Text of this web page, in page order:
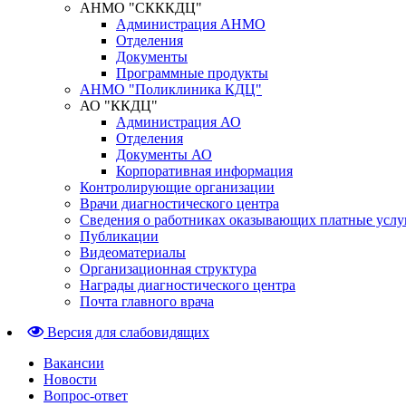
АНМО "СКККДЦ"
Администрация АНМО
Отделения
Документы
Программные продукты
АНМО "Поликлиника КДЦ"
АО "ККДЦ"
Администрация АО
Отделения
Документы АО
Корпоративная информация
Контролирующие организации
Врачи диагностического центра
Сведения о работниках оказывающих платные
Публикации
Видеоматериалы
Организационная структура
Награды диагностического центра
Почта главного врача
Версия для слабовидящих
Вакансии
Новости
Вопрос-ответ